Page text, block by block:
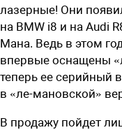
лазерные! Они
на BMW i8 и на Audi
Мана. Ведь в этом
впервые оснащены
теперь ее серийный
в «ле-мановской»
В продажу пойдет